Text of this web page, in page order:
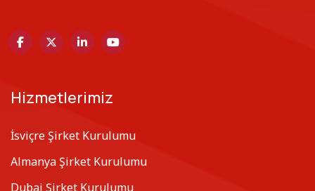
Hizmetlerimiz
İsviçre Şirket Kurulumu
Almanya Şirket Kurulumu
Dubai Şirket Kurulumu